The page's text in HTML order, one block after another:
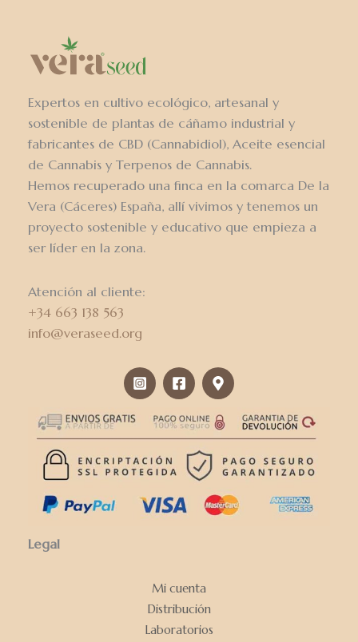
Expertos en cultivo ecológico, artesanal y
sostenible de plantas de cáñamo industrial y
fabricantes de CBD (Cannabidiol), Aceite esencial
de Cannabis y Terpenos de Cannabis.
Hemos recuperado una finca en la comarca De la
Vera (Cáceres) España, allí vivimos y tenemos un
proyecto sostenible y educativo que empieza a
ser líder en la zona.
Atención al cliente:
+34 663 138 563
info@veraseed.org
Legal
Mi cuenta
Distribución
Laboratorios